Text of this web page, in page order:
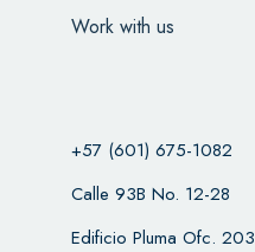
Work with us
+57 (601) 675-1082
Calle 93B No. 12-28
Edificio Pluma Ofc. 203